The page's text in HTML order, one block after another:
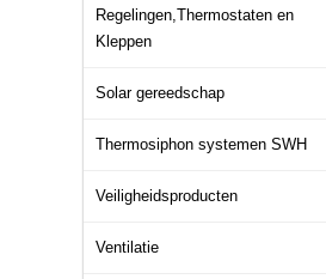
Regelingen,Thermostaten en
Kleppen
Solar gereedschap
Thermosiphon systemen SWH
Veiligheidsproducten
Ventilatie